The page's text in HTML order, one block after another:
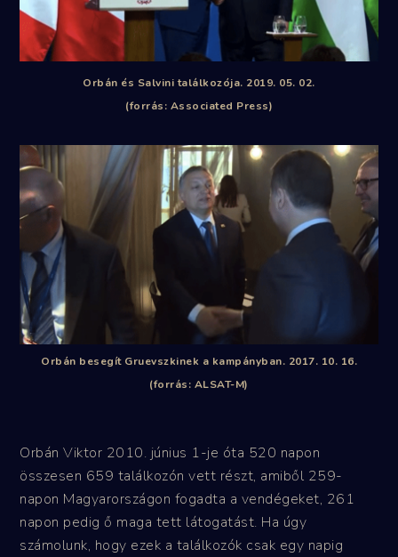
Orbán és Salvini találkozója. 2019. 05. 02.
(forrás: Associated Press)
Orbán besegít Gruevszkinek a kampányban. 2017. 10. 16.
(forrás: ALSAT-M)
Orbán Viktor 2010. június 1-je óta 520 napon
összesen 659 találkozón vett részt, amiből 259-
napon Magyarországon fogadta a vendégeket, 261
napon pedig ő maga tett látogatást. Ha úgy
számolunk, hogy ezek a találkozók csak egy napig